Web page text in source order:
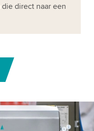
die direct naar een